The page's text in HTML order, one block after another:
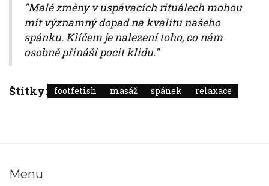
"Malé změny v uspávacích rituálech mohou
mít významný dopad na kvalitu našeho
spánku. Klíčem je nalezení toho, co nám
osobně přináší pocit klidu."
Štítky: footfetish masáž spánek relaxace
Menu